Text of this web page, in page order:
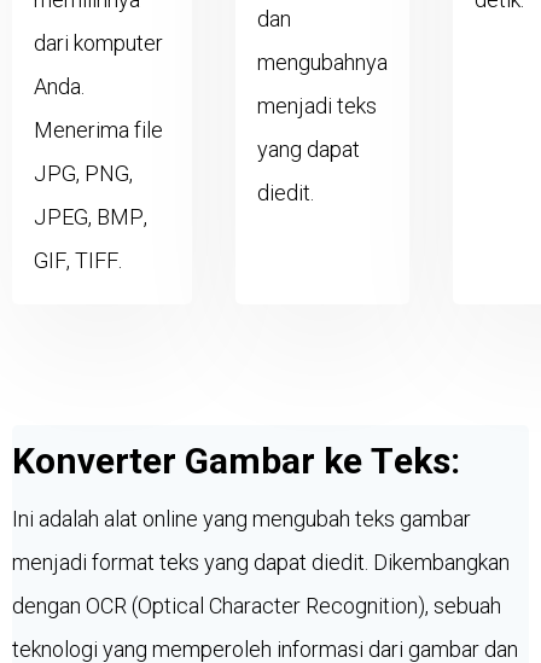
dari komputer
Anda.
Menerima file
JPG, PNG,
JPEG, BMP,
GIF, TIFF.
dan
mengubahnya
menjadi teks
yang dapat
diedit.
Konverter Gambar ke Teks:
Ini adalah alat online yang mengubah teks gambar
menjadi format teks yang dapat diedit. Dikembangkan
dengan OCR (Optical Character Recognition), sebuah
teknologi yang memperoleh informasi dari gambar dan